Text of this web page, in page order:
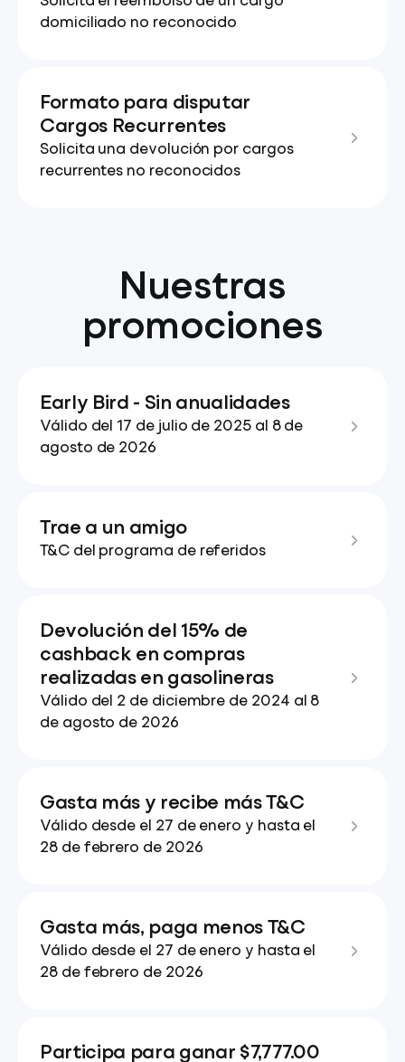
domiciliado no reconocido
Formato para disputar
Cargos Recurrentes
Solicita una devolución por cargos
recurrentes no reconocidos
Nuestras
promociones
Early Bird - Sin anualidades
Válido del 17 de julio de 2025 al 8 de
agosto de 2026
Trae a un amigo
T&C del programa de referidos
Devolución del 15% de
cashback en compras
realizadas en gasolineras
Válido del 2 de diciembre de 2024 al 8
de agosto de 2026
Gasta más y recibe más T&C
Válido desde el 27 de enero y hasta el
28 de febrero de 2026
Gasta más, paga menos T&C
Válido desde el 27 de enero y hasta el
28 de febrero de 2026
Participa para ganar $7,777.00